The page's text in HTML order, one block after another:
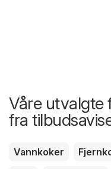
Våre utvalgte
fra
Vannkoker